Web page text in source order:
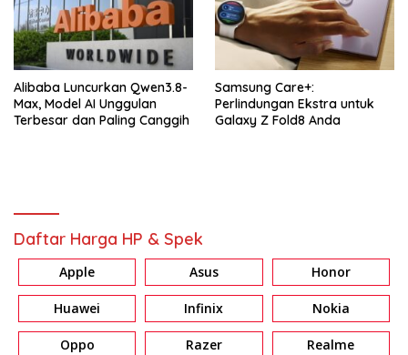
Alibaba Luncurkan Qwen3.8-
Max, Model AI Unggulan
Terbesar dan Paling Canggih
Samsung Care+:
Perlindungan Ekstra untuk
Galaxy Z Fold8 Anda
Daftar Harga HP & Spek
Apple Asus Honor
Huawei Infinix Nokia
Oppo Razer Realme